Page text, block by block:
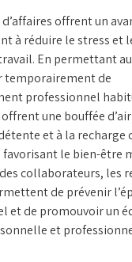
offrent un
à réduire le stress et
En permettant
temporairement de
professionnel
une bouffée
et à la recharge
favorisant le bien-être
collaborateurs, les
de prévenir
et de promouvoir un
et